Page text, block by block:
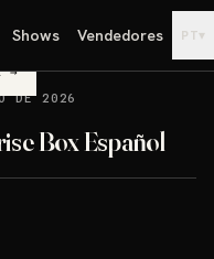
Shows Vendedores PT▾
→
DE 2026
Box Español